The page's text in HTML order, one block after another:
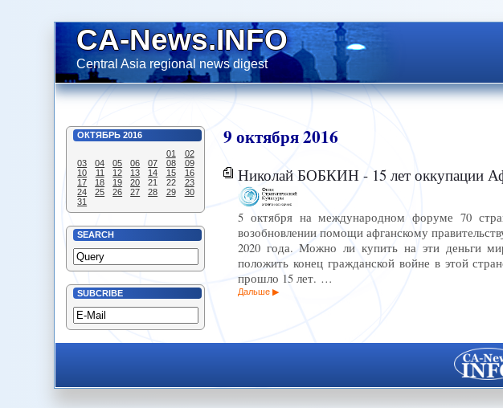
CA-News.INFO
Central Asia regional news digest
ОКТЯБРЬ 2016
01
02
03
04 05 06 07 08
09
10
11 12 13 14 15
16
17
18 19 20 21 22
23
24
25 26 27 28 29
30
31
SEARCH
SUBCRIBE
9октября2016
Николай БОБКИН - 15 лет оккупации
5 октября на международном форуме 70
возобновлении помощи афганскому
2020 года. Можно ли купить на эти деньги
положить конец гражданской войне в этой
прошло 15 лет. …
Дальше